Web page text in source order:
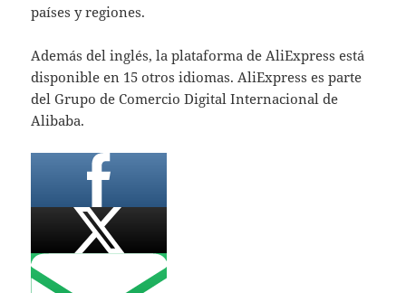
países y regiones.
Además del inglés, la plataforma de AliExpress está
disponible en 15 otros idiomas. AliExpress es parte
del Grupo de Comercio Digital Internacional de
Alibaba.